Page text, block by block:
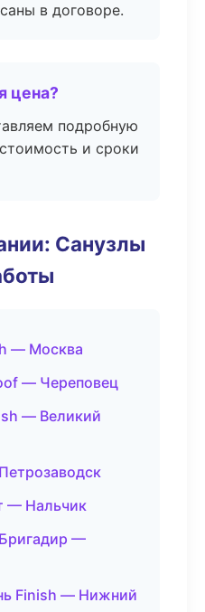
в договоре.
цена?
подробную
и сроки
Санузлы
— Москва
— Череповец
— Великий
— Нальчик
—
Finish — Нижний